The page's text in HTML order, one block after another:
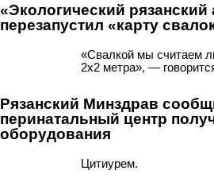
«Экологический рязанский
перезапустил «карту
«Свалкой мы считаем
2х2 метра», —
Рязанский Минздрав
перинатальный центр
оборудования
Цитиурем.